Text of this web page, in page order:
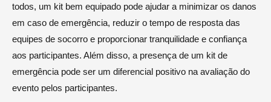
todos, um kit bem equipado pode ajudar a minimizar os danos
em caso de emergência, reduzir o tempo de resposta das
equipes de socorro e proporcionar tranquilidade e confiança
aos participantes. Além disso, a presença de um kit de
emergência pode ser um diferencial positivo na avaliação do
evento pelos participantes.